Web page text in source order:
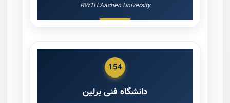
RWTH Aachen University
154
دانشگاه فنی برلین